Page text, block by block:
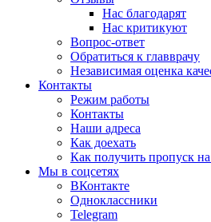
Нас благодарят
Нас критикуют
Вопрос-ответ
Обратиться к главврачу
Независимая оценка
Контакты
Режим работы
Контакты
Наши адреса
Как доехать
Как получить пропуск
Мы в соцсетях
ВКонтакте
Одноклассники
Telegram